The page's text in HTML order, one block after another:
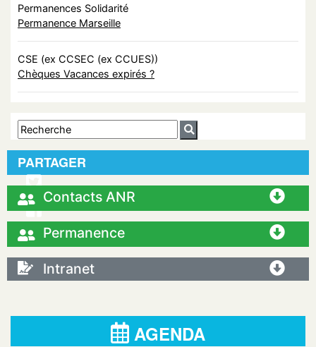
Permanences Solidarité
Permanence Marseille
CSE (ex CCSEC (ex CCUES))
Chèques Vacances expirés ?
PARTAGER
Contacts ANR
Permanence
Intranet
AGENDA